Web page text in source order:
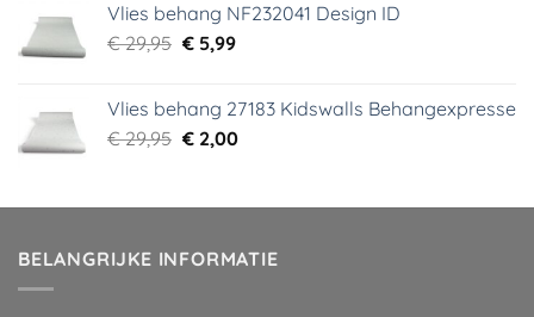
€ 29,95.€ 3,99.
Vlies behang NF232041 Design ID
€29,95 Oorspronkelijke
€ 29,95.
€5,99Huidige
€ 5,99.
Vlies behang 27183 Kidswalls Behangexpresse
€29,95 Oorspronkelijke
€ 29,95.
€2,00Huidige
€ 2,00.
BELANGRIJKE INFORMATIE